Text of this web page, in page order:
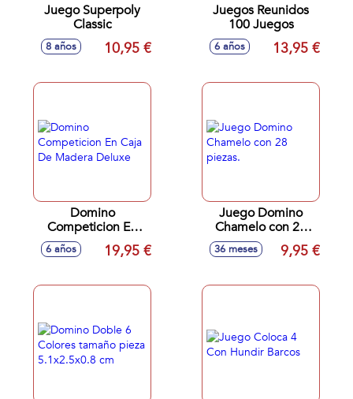
Juego Superpoly
Classic
8 años 10,95 €
Juegos Reunidos
100 Juegos
6 años 13,95 €
Domino
Competicion En
Caja De Madera
Deluxe
6 años 19,95 €
Juego Domino
Chamelo con 28
piezas.
36 meses 9,95 €